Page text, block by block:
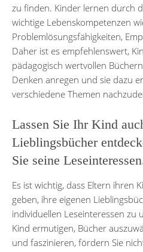
zu finden. Kinder lernen durch
wichtige Lebenskompetenzen
Problemlösungsfähigkeiten,
Daher ist es empfehlenswert,
pädagogisch wertvollen
Denken anregen und sie dazu
verschiedene Themen
Lassen Sie Ihr Kind
Lieblingsbücher
Sie seine
Es ist wichtig, dass Eltern ihren
geben, ihre eigenen
individuellen Leseinteressen zu
Kind ermutigen, Bücher
und faszinieren, fördern Sie